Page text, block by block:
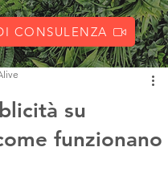
CONSULENZA
su
funzionano